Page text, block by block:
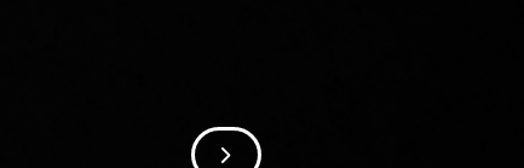
SIIRRY SEURAAVAAN